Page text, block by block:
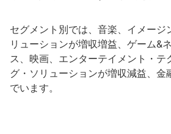
セグメント別では、音楽、イメージ
リューションが増収増益、ゲーム&
ス、映画、エンターテイメント・テ
グ・ソリューションが増収減益、金
でいます。